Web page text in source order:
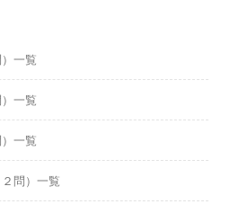
一覧
一覧
一覧
問）一覧